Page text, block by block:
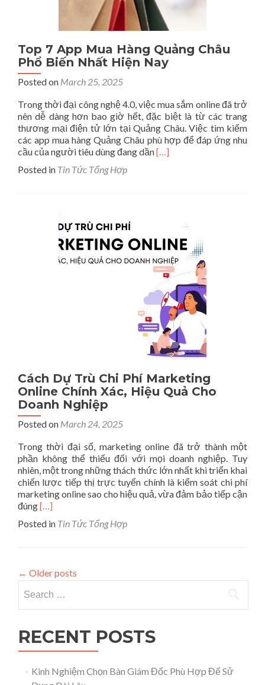
Top 7 App Mua Hàng Quảng Châu
Phổ Biến Nhất Hiện Nay
Posted on March 25, 2025
Trong thời đại công nghệ 4.0, việc mua sắm online đã trở
nên dễ dàng hơn bao giờ hết, đặc biệt là từ các trang
thương mại điện tử lớn tại Quảng Châu. Việc tìm kiếm
các app mua hàng Quảng Châu phù hợp để đáp ứng nhu
cầu của người tiêu dùng đang dầnRead
Quảng
Châu
Phổ
Biến
Nhất
Hiện
Nay
[…]
Posted in Tin Tức Tổng Hợp
Cách Dự Trù Chi Phí Marketing
Online Chính Xác, Hiệu Quả Cho
Doanh Nghiệp
Posted on March 24, 2025
Trong thời đại số, marketing online đã trở thành một
phần không thể thiếu đối với mọi doanh nghiệp. Tuy
nhiên, một trong những thách thức lớn nhất khi triển khai
chiến lược tiếp thị trực tuyến chính là kiểm soát chi phí
marketing online sao cho hiệu quả, vừa đảm bảo tiếp cận
đúngRead
about
Chi
Phí
Marketing
Online
Xác,
Cho
[…]
Posted in Tin Tức Tổng Hợp
← Older posts
RECENT POSTS
Kinh Nghiệm Chọn Bàn Giám Đốc Phù Hợp Để Sử